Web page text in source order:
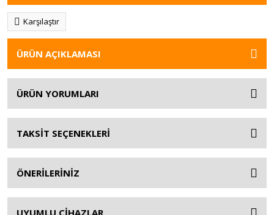
Karşılaştır
ÜRÜN AÇIKLAMASI
ÜRÜN YORUMLARI
TAKSİT SEÇENEKLERİ
ÖNERİLERİNİZ
UYUMLU CİHAZLAR